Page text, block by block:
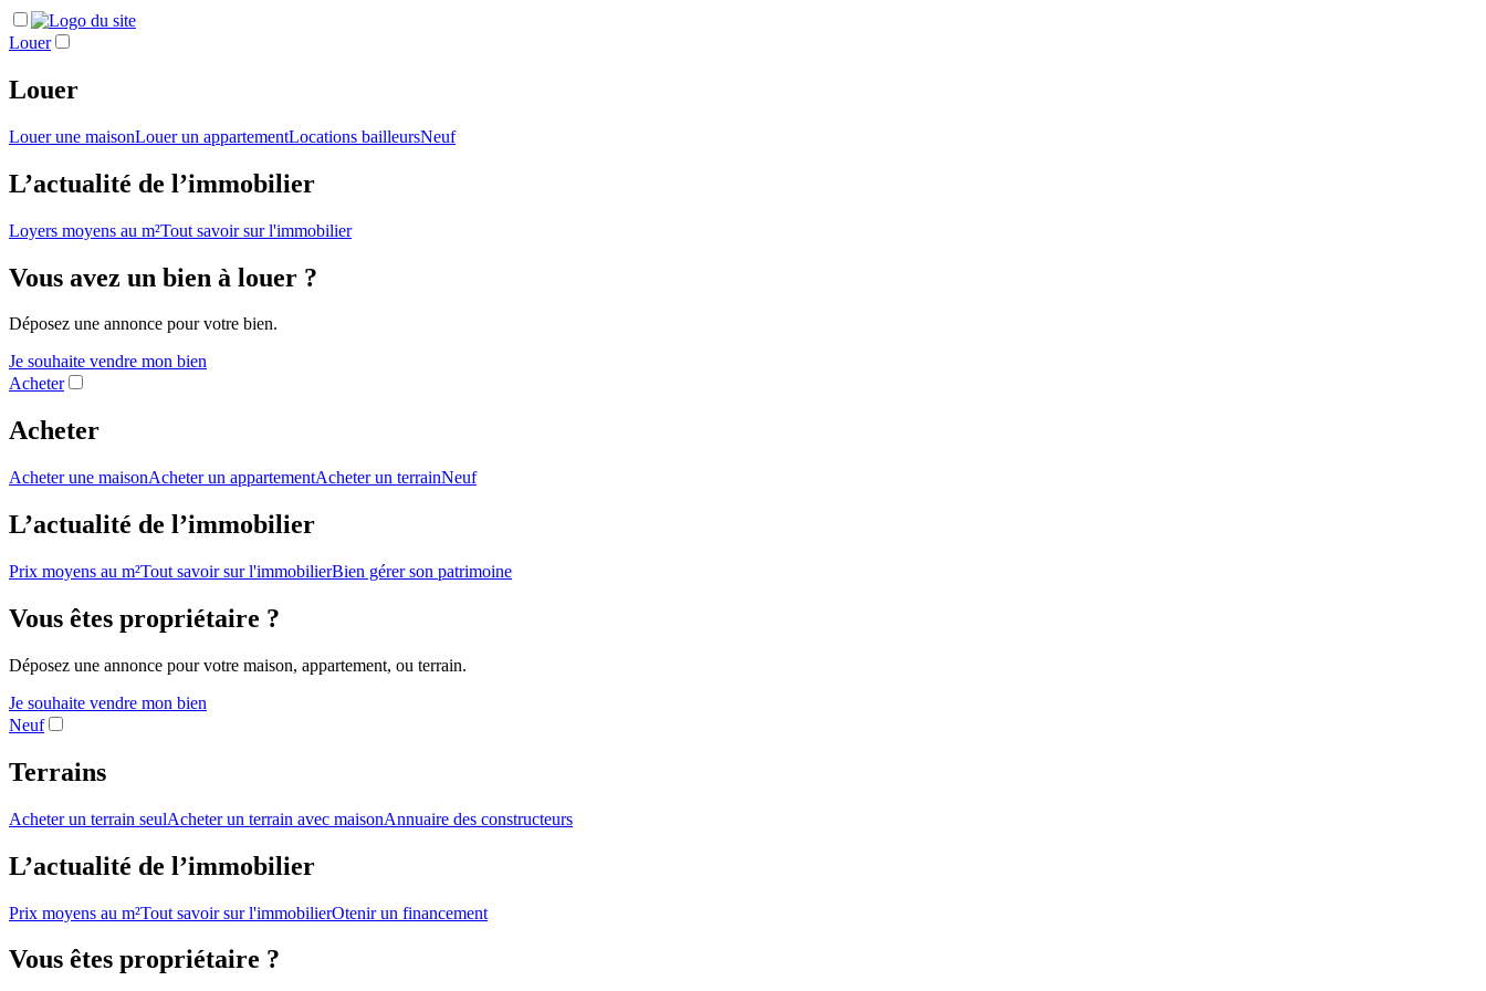
Louer
Louer
Louer une maisonLouer un appartementLocations bailleursNeuf
L’actualité de l’immobilier
Loyers moyens au m²Tout savoir sur l'immobilier
Vous avez un bien à louer ?
Déposez une annonce pour votre bien.
Je souhaite vendre mon bien
Acheter
Acheter
Acheter une maisonAcheter un appartementAcheter un terrainNeuf
L’actualité de l’immobilier
Prix moyens au m²Tout savoir sur l'immobilierBien gérer son patrimoine
Vous êtes propriétaire ?
Déposez une annonce pour votre maison, appartement, ou terrain.
Je souhaite vendre mon bien
Neuf
Terrains
Acheter un terrain seulAcheter un terrain avec maisonAnnuaire des constructeurs
L’actualité de l’immobilier
Prix moyens au m²Tout savoir sur l'immobilierOtenir un financement
Vous êtes propriétaire ?